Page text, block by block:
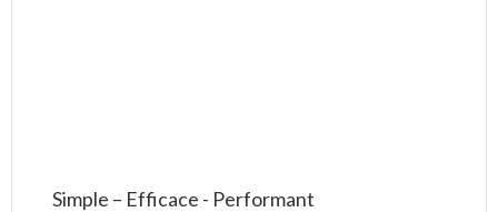
Simple – Efficace - Performant